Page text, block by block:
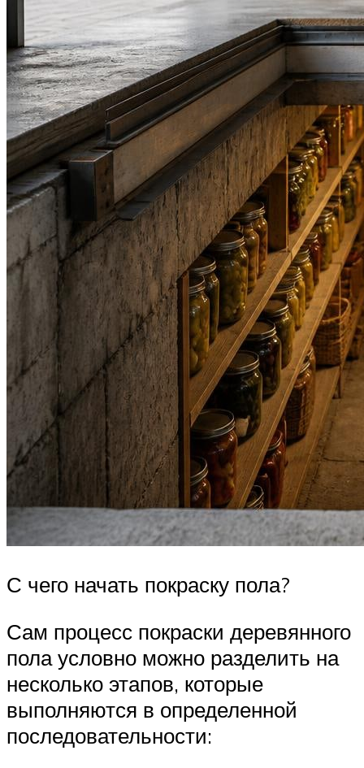
С чего начать покраску пола?
Сам процесс покраски деревянного
пола условно можно разделить на
несколько этапов, которые
выполняются в определенной
последовательности: